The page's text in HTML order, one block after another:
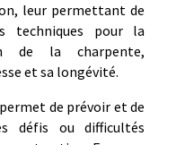
leur permettant de
techniques pour la
de la charpente,
et sa longévité.
de prévoir et de
défis ou difficultés